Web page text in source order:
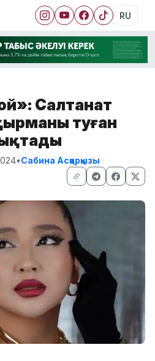
RU
Салтанат
туған
•Сабина Асқарқызы